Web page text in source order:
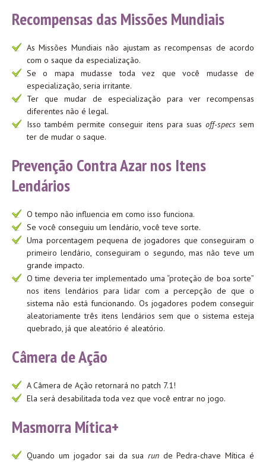
Recompensas das Missões Mundiais
As Missões Mundiais não ajustam as recompensas de acordo
com o saque da especialização.
Se o mapa mudasse toda vez que você mudasse de
especialização, seria irritante.
Ter que mudar de especialização para ver recompensas
diferentes não é legal.
Isso também permite conseguir itens para suas off-specs sem
ter de mudar o saque.
Prevenção Contra Azar nos Itens
Lendários
O tempo não influencia em como isso funciona.
Se você conseguiu um lendário, você teve sorte.
Uma porcentagem pequena de jogadores que conseguiram o
primeiro lendário, conseguiram o segundo, mas não teve um
grande impacto.
O time deveria ter implementado uma “proteção de boa sorte”
nos itens lendários para lidar com a percepção de que o
sistema não está funcionando. Os jogadores podem conseguir
aleatoriamente três itens lendários sem que o sistema esteja
quebrado, já que aleatório é aleatório.
Câmera de Ação
A Câmera de Ação retornará no patch 7.1!
Ela será desabilitada toda vez que você entrar no jogo.
Masmorra Mítica+
Quando um jogador sai da sua runde Pedra-chave Mítica é